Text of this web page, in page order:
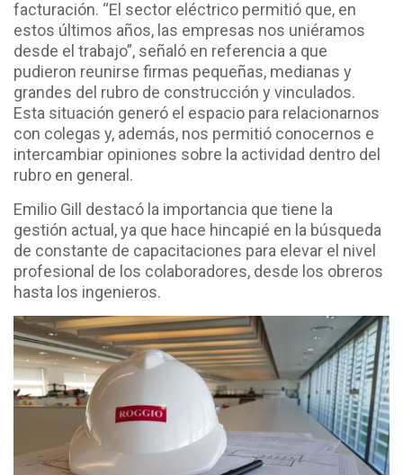
facturación. “El sector eléctrico permitió que, en
estos últimos años, las empresas nos uniéramos
desde el trabajo”, señaló en referencia a que
pudieron reunirse firmas pequeñas, medianas y
grandes del rubro de construcción y vinculados.
Esta situación generó el espacio para relacionarnos
con colegas y, además, nos permitió conocernos e
intercambiar opiniones sobre la actividad dentro del
rubro en general.
Emilio Gill destacó la importancia que tiene la
gestión actual, ya que hace hincapié en la búsqueda
de constante de capacitaciones para elevar el nivel
profesional de los colaboradores, desde los obreros
hasta los ingenieros.